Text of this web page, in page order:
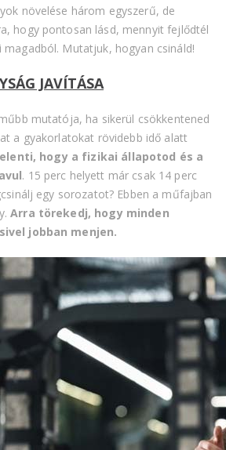
növelése három egyszerű, de
hogy pontosan lásd, mennyit fejlődtél
Mutatjuk, hogyan csináld!
JAVÍTÁSA
mutatója, ha sikerül csökkentened
a gyakorlatokat rövidebb idő alatt
hogy a fizikai állapotod és a
. 15 perc helyett már csak 14 perc
egy sorozatot? Ebben a műfajban
Arra törekedj, hogy minden
jobban menjen.